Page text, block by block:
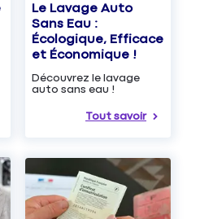
Le Lavage Auto
Sans Eau :
Écologique, Efficace
et Économique !
Découvrez le lavage
auto sans eau !
Tout savoir